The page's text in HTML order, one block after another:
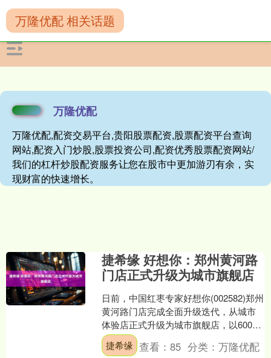
万隆优配
万隆优配,配资交易平台,贵阳股票配资,股票配资平台查询
网站,配资入门炒股,股票投资公司,配资优秀股票配资网站/
我们的杠杆炒股配资服务让您在股市中更加游刃有余，实
现财富的快速增长。
万隆优配 相关话题
捷希缘 好想你：郑州黄河路
门店正式升级为城市旗舰店
日前，中国红枣专家好想你(002582)郑州
黄河路门店完成全面升级迭代，从城市
体验店正式升级为城市旗舰店，以600平
方米的沉浸式空间、兼具文化底蕴与现
代质感的设....
捷希缘 查看：85 分类：万隆优配